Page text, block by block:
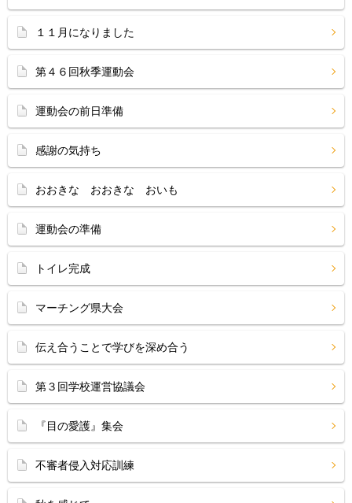
１１月になりました
第４６回秋季運動会
運動会の前日準備
感謝の気持ち
おおきな おおきな おいも
運動会の準備
トイレ完成
マーチング県大会
伝え合うことで学びを深め合う
第３回学校運営協議会
『目の愛護』集会
不審者侵入対応訓練